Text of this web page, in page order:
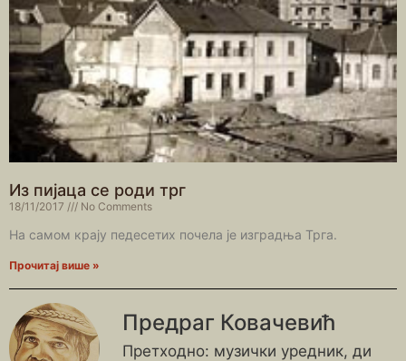
Из пијаца се роди трг
18/11/2017 No Comments
На самом крају педесетих почела је изградња Трга.
Прочитај више »
Предраг Ковачевић
Претходно: музички уредник, ди